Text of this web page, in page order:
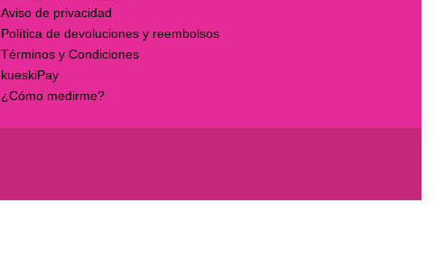
Aviso de privacidad
Política de devoluciones y reembolsos
Términos y Condiciones
kueskiPay
¿Cómo medirme?